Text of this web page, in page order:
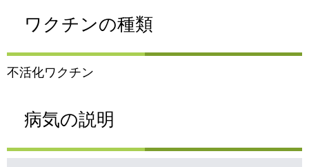
ワクチンの種類
不活化ワクチン
病気の説明